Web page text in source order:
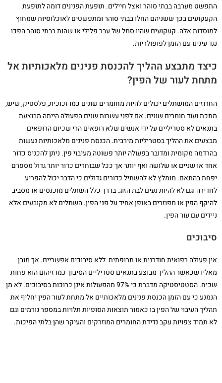
התפשט מערבה בבתי סוהר ואצל חיילים. תופעת הפנינים דומה לתופעת
הקעקועים בכך ששניהם החלו בבתי סוהר ומתפשטים לאוכלוסיות שמחוץ
למוסדות אלה. קעקועים שהיו סמל של עבר פלילי או שהות בבתי סוהר הפכו
נגד עינינו עם הזמן לפופולריות.
כיצד מתבצע ההליך להכנסת פנינים מלאכותיות אל
מתחת לעור של הפין?
החרוזים המושתלים יכולים להיות מחומרים שונים כמו זכוכית, פלסטיק, שיש,
מתכת ועוד חומרים שונים. אם לפני עשרות שנים הפעולה הייתה מבוצעת
בתנאים לא סטריליים על ידי אנשים שלא רופאים הרי שכיום הרופאים
מבצעים את ההליך בסטריליות מירבית. הכנסת פנינים מלאכותיות נעשות
בהרדמה מקומית ומדובר בפעולה יותר פשוטה מעיבוי פין. ניתן להכניס כדור
אחד או שניים או שלושה ואף יותר אך ככל שבוחרים כדור יותר גדול מספרם
יפחת בהתאם. מומלץ לא להשתיל כדורים גדולים כי הדבר יכול להפריע
לחדירה וגם לא להיות נעים לבת הזוג. בדרך כלל השתלים מוכנסים או מסביב
להיקף הפין או מפוזרים באופן אחיד על פני הפין. השתלים לא מקובעים אלא
ניידים עם עור הפין.
סיבוכים
אין פעולה רפואית חודרנית או תרופתית ללא סיבוכים אפשריים. אך מובן
מאליו שכאשר ההליך מבוצע בתנאים סטריליים הסיבוך כמו זיהום הוא פחות
שכיח. הסטטיסטיקה מדברת כי 97% מהפעולות אינן כרוכות בסיבוכים. לא מן
הנמנע כי עם הזמן הכנסת פנינים מלאכותיים אל מתחת לעור הפין יחליף את
תהליך העיבוי של הפין בו כאמור תוצאות הסופיות תלויות במספר גורמים וגם
לא תמיד צפויות עקב נדידת החומרים המוזרקים והעיקר שהן בלתי הפיכות.